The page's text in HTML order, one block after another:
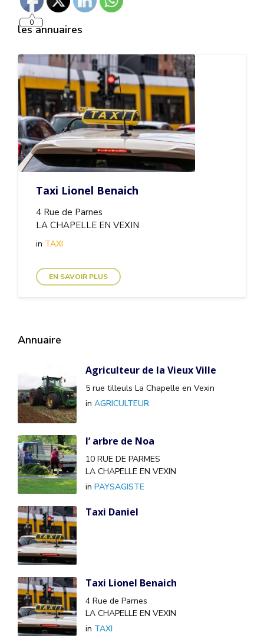
les annuaires
Taxi Lionel Benaich
4 Rue de Parnes
LA CHAPELLE EN VEXIN
in TAXI
EN SAVOIR PLUS
Annuaire
Agriculteur de la Vieux Ville
5 rue tilleuls La Chapelle en Vexin
in AGRICULTEUR
l’ arbre de Noa
10 RUE DE PARMES
LA CHAPELLE EN VEXIN
in PAYSAGISTE
Taxi Daniel
Taxi Lionel Benaich
4 Rue de Parnes
LA CHAPELLE EN VEXIN
in TAXI